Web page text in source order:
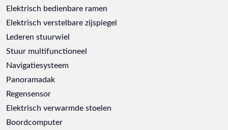
Elektrisch bedienbare ramen
Elektrisch verstelbare zijspiegel
Lederen stuurwiel
Stuur multifunctioneel
Navigatiesysteem
Panoramadak
Regensensor
Elektrisch verwarmde stoelen
Boordcomputer